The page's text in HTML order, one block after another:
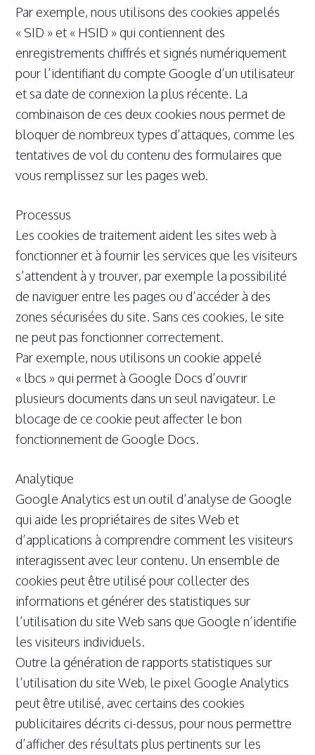
Par exemple, nous utilisons des cookies appelés
« SID » et « HSID » qui contiennent des
enregistrements chiffrés et signés numériquement
pour l’identifiant du compte Google d’un utilisateur
et sa date de connexion la plus récente. La
combinaison de ces deux cookies nous permet de
bloquer de nombreux types d’attaques, comme les
tentatives de vol du contenu des formulaires que
vous remplissez sur les pages web.
Processus
Les cookies de traitement aident les sites web à
fonctionner et à fournir les services que les visiteurs
s’attendent à y trouver, par exemple la possibilité
de naviguer entre les pages ou d’accéder à des
zones sécurisées du site. Sans ces cookies, le site
ne peut pas fonctionner correctement.
Par exemple, nous utilisons un cookie appelé
« lbcs » qui permet à Google Docs d’ouvrir
plusieurs documents dans un seul navigateur. Le
blocage de ce cookie peut affecter le bon
fonctionnement de Google Docs.
Analytique
Google Analytics est un outil d’analyse de Google
qui aide les propriétaires de sites Web et
d’applications à comprendre comment les visiteurs
interagissent avec leur contenu. Un ensemble de
cookies peut être utilisé pour collecter des
informations et générer des statistiques sur
l’utilisation du site Web sans que Google n’identifie
les visiteurs individuels.
Outre la génération de rapports statistiques sur
l’utilisation du site Web, le pixel Google Analytics
peut être utilisé, avec certains des cookies
publicitaires décrits ci-dessus, pour nous permettre
d’afficher des résultats plus pertinents sur les